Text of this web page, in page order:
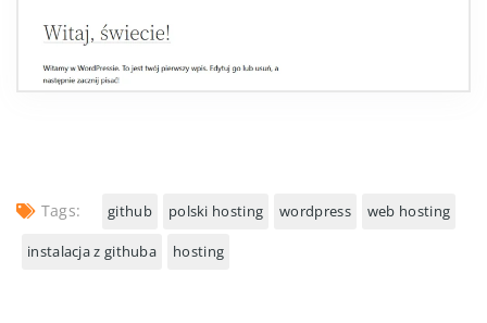
Tags: github polski hosting wordpress web hosting
instalacja z githuba hosting